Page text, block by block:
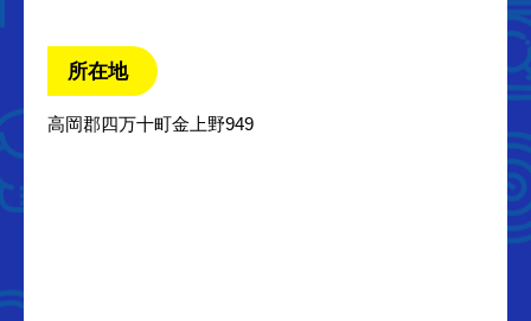
所在地
高岡郡四万十町金上野949